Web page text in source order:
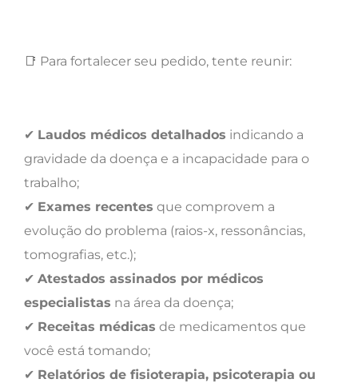
📑 Para fortalecer seu pedido, tente reunir:
✔ Laudos médicos detalhados indicando a
gravidade da doença e a incapacidade para o
trabalho;
✔ Exames recentes que comprovem a
evolução do problema (raios-x, ressonâncias,
tomografias, etc.);
✔ Atestados assinados por médicos
especialistas na área da doença;
✔ Receitas médicas de medicamentos que
você está tomando;
✔ Relatórios de fisioterapia, psicoterapia ou